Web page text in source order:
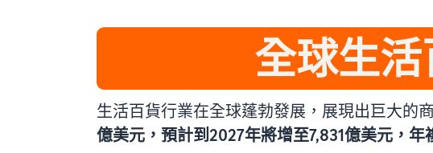
全球生活
生活百貨行業在全球蓬勃發展，展現出巨大的
億美元，預計到2027年將增至7,831億美元，年